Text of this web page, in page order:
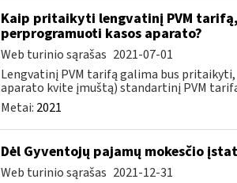
Kaip pritaikyti lengvatinį PVM
perprogramuoti kasos aparato?
Web turinio sąrašas 2021-07-01
Lengvatinį PVM tarifą galima bus
aparato kvite įmuštą) standartinį PVM
Metai: 2021
Dėl Gyventojų pajamų mokesčio
Web turinio sąrašas 2021-12-31